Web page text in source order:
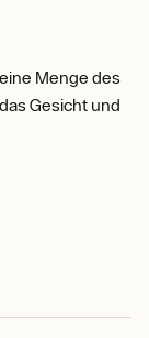
Menge des
Gesicht und